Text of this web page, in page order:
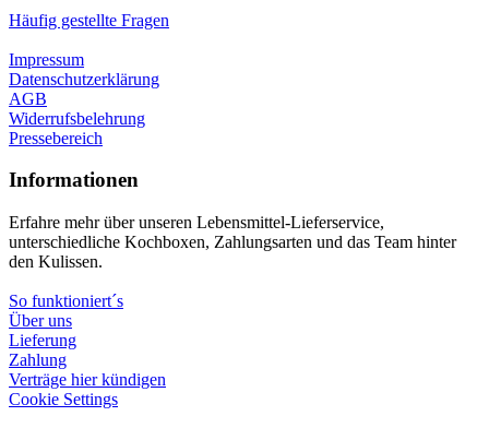
Häufig gestellte Fragen
Impressum
Datenschutzerklärung
AGB
Widerrufsbelehrung
Pressebereich
Informationen
Erfahre mehr über unseren Lebensmittel-Lieferservice,
unterschiedliche Kochboxen, Zahlungsarten und das Team hinter
den Kulissen.
So funktioniert´s
Über uns
Lieferung
Zahlung
Verträge hier kündigen
Cookie Settings